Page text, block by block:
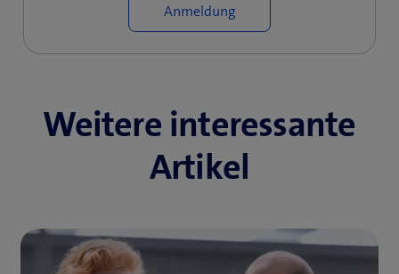
Anmeldung
Weitere interessante
Artikel